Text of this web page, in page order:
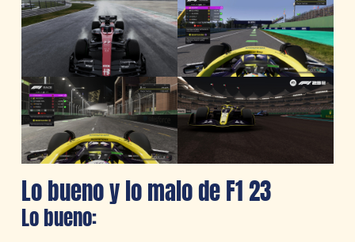
Lo bueno y lo malo de F1 23
Lo bueno: